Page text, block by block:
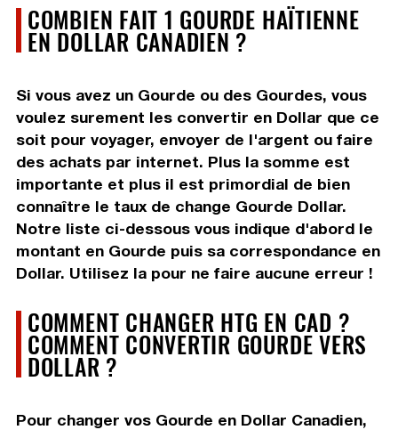
COMBIEN FAIT 1 GOURDE HAÏTIENNE
EN DOLLAR CANADIEN ?
Si vous avez un Gourde ou des Gourdes, vous
voulez surement les convertir en Dollar que ce
soit pour voyager, envoyer de l'argent ou faire
des achats par internet. Plus la somme est
importante et plus il est primordial de bien
connaître le taux de change Gourde Dollar.
Notre liste ci-dessous vous indique d'abord le
montant en Gourde puis sa correspondance en
Dollar. Utilisez la pour ne faire aucune erreur !
COMMENT CHANGER HTG EN CAD ?
COMMENT CONVERTIR GOURDE VERS
DOLLAR ?
Pour changer vos Gourde en Dollar Canadien,